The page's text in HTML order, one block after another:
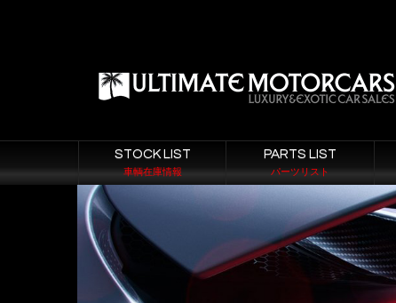
STOCK LIST
車輌在庫情報
PARTS LIST
パーツリスト